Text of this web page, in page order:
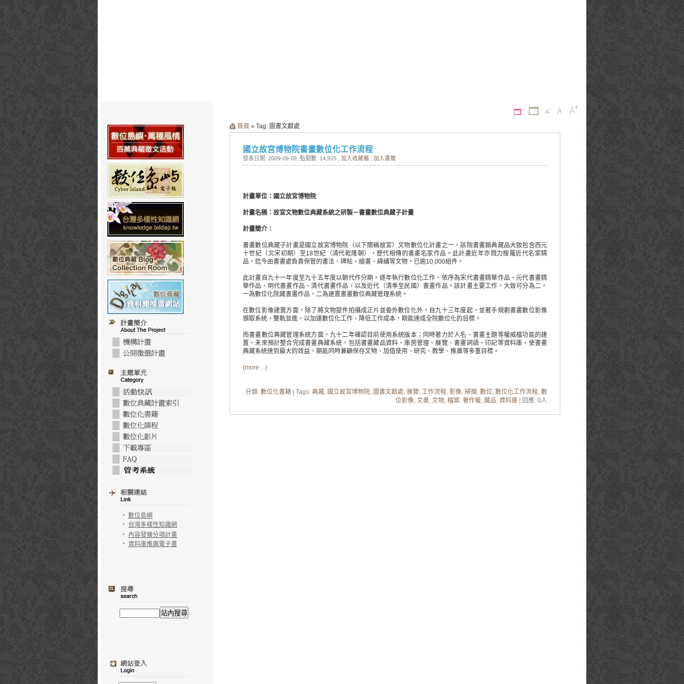
‧ 數位島嶼
‧ 台灣多樣性知識網
‧ 內容發展分項計畫
‧ 資料庫推廣電子書
首頁 » Tag: 圖書文獻處
國立故宮博物院書畫數位化工作流程
發表日期: 2009-09-09 , 點閱數: 14,915 , 加入收藏櫃 加入書籤
計畫單位：國立故宮博物院
計畫名稱： 故宮文物數位典藏系統之研製－書畫數位典藏子計畫
計畫簡介 ：
書畫數位典藏子計畫是國立故宮博物院（以下簡稱故宮）文物數位化計畫之一，該院書畫類典藏品大致包含西元
十世紀（北宋初期）至18世紀（清代乾隆朝），歷代相傳的書畫名家作品。此計畫近年亦戮力搜羅近代名家精
品，迄今由書畫處負責保管的書法、碑帖、繪畫、緙繡等文物，已逾10,000組件。
此計畫自九十一年度至九十五年度以朝代作分期，逐年執行數位化工作，依序為宋代書畫精華作品、元代書畫精
華作品、明代書畫作品、清代書畫作品，以及近代（清季至民國）書畫作品。該計畫主要工作，大致可分為二，
一為數位化院藏書畫作品，二為建置書畫數位典藏管理系統。
在數位影像建置方面，除了將文物提件拍攝成正片並委外數位化外，自九十三年度起，並著手規劃書畫數位影像
擷取系統，雙軌並進，以加速數位化工作、降低工作成本，期能達成全院數位化的目標。
而書畫數位典藏管理系統方面，九十二年確認目前使用系統版本；同時著力於人名、書畫主題等權威檔功能的建
置，未來預計整合完成書畫典藏系統，包括書畫藏品資料、庫房管理、展覽、書畫詞語、印記等資料庫，使書畫
典藏系統達到最大的效益，期能同時兼顧保存文物、加值使用、研究、教學、推廣等多重目標。
(more…)
分類: 數位化書籍 | Tags: 典藏, 國立故宮博物院, 圖書文獻處, 展覽, 工作流程, 影像, 掃描, 數位, 數位化工作流程, 數
位影像, 文書, 文物, 檔案, 著作權, 藏品, 資料庫 | 回應: 0人